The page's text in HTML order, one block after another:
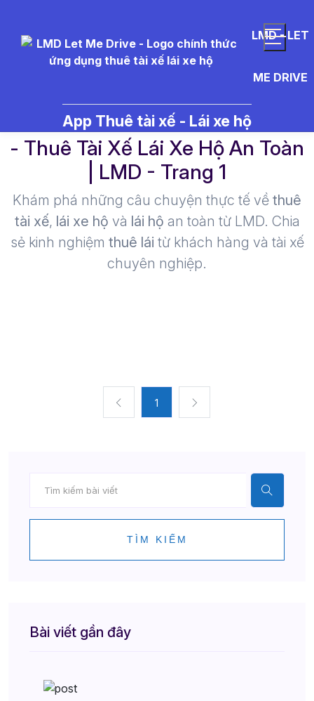
LMD - LET
ME DRIVE
App Thuê tài xế - Lái xe hộ
- Thuê Tài Xế Lái Xe Hộ An Toàn
| LMD - Trang 1​
Khám phá những câu chuyện thực tế về thuê
tài xế, lái xe hộ và lái hộ an toàn từ LMD. Chia
sẻ kinh nghiệm thuê lái từ khách hàng và tài xế
chuyên nghiệp.
1
TÌM KIẾM
Bài viết gần đây